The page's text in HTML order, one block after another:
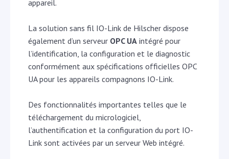
appareil.
La solution sans fil IO-Link de Hilscher dispose
également d’un serveur OPC UA intégré pour
l’identification, la configuration et le diagnostic
conformément aux spécifications officielles OPC
UA pour les appareils compagnons IO-Link.
Des fonctionnalités importantes telles que le
téléchargement du micrologiciel,
l’authentification et la configuration du port IO-
Link sont activées par un serveur Web intégré.